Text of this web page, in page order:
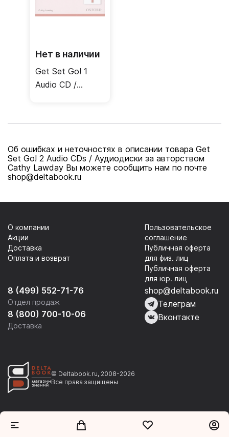
Нет в наличии
Get Set Go! 1
Audio CD /
Об ошибках и неточностях в описании товара Get
Set Go! 2 Audio CDs / Аудиодиски за авторством
Cathy Lawday Вы можете сообщить нам по почте
shop@deltabook.ru
8 (499) 552-71-76
Отдел продаж
8 (800) 700-10-06
Доставка
О компании
Акции
Доставка
Оплата и возврат
Пользовательское
соглашение
Публичная оферта
для физ. лиц
Публичная оферта
для юр. лиц
shop@deltabook.ru
Телеграм
Вконтакте
© Deltabook.ru, 2008-2026
Все права защищены